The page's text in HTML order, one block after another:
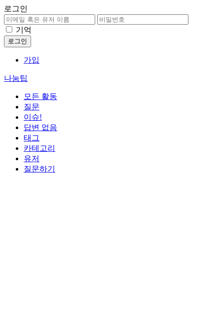
로그인
기억
가입
나눔팁
모든 활동
질문
이슈!
답변 없음
태그
카테고리
유저
질문하기